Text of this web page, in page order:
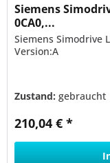
Siemens
0CA0,...
Siemens Simodrive
Version:A
Zustand:gebraucht
210,04 € *